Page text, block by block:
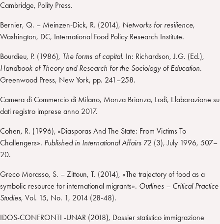
Cambridge, Polity Press.
Bernier, Q. – Meinzen-Dick, R. (2014), Networks for resilience,
Washington, DC, International Food Policy Research Institute.
Bourdieu, P. (1986), The forms of capital. In: Richardson, J.G. (Ed.),
Handbook of Theory and Research for the Sociology of Education.
Greenwood Press, New York, pp. 241–258.
Camera di Commercio di Milano, Monza Brianza, Lodi, Elaborazione su
dati registro imprese anno 2017.
Cohen, R. (1996), «Diasporas And The State: From Victims To
Challengers». Published in International Affairs 72 (3), July 1996, 507–
20.
Greco Morasso, S. – Zittoun, T. (2014), «The trajectory of food as a
symbolic resource for international migrants». Outlines – Critical Practice
Studies, Vol. 15, No. 1, 2014 (28-48).
IDOS-CONFRONTI -UNAR (2018), Dossier statistico immigrazione